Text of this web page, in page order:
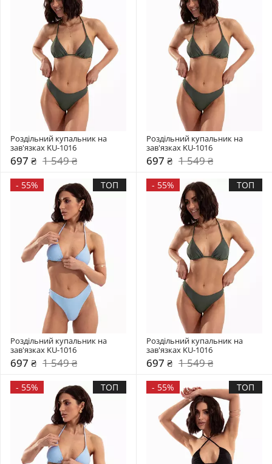
Роздільний купальник на
зав'язках KU-1016
697 ₴ 1 549 ₴
Роздільний купальник на
зав'язках KU-1016
697 ₴ 1 549 ₴
- 55% ТОП
Роздільний купальник на
зав'язках KU-1016
697 ₴ 1 549 ₴
- 55% ТОП
Роздільний купальник на
зав'язках KU-1016
697 ₴ 1 549 ₴
- 55% ТОП - 55% ТОП